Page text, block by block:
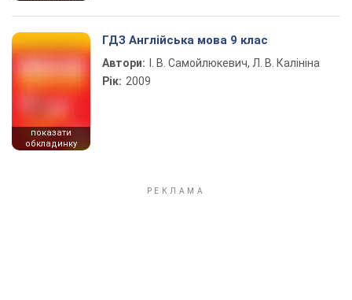
показати
обкладинку
ГДЗ Англійська мова 9 клас
Автори:
І. В. Самойлюкевич, Л. В. Калініна
Рік: 2009